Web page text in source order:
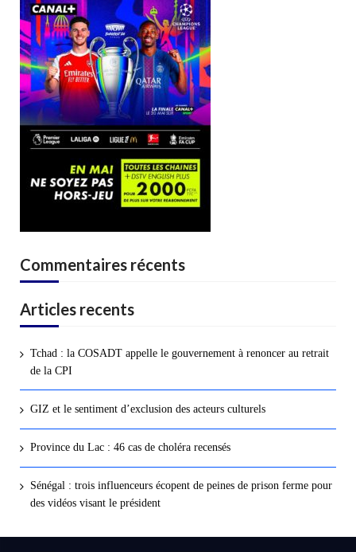
Commentaires récents
Articles recents
Tchad : la COSADT appelle le gouvernement à renoncer au retrait
de la CPI
GIZ et le sentiment d’exclusion des acteurs culturels
Province du Lac : 46 cas de choléra recensés
Sénégal : trois influenceurs écopent de peines de prison ferme pour
des vidéos visant le président